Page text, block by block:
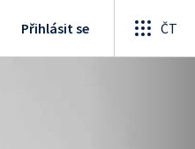
Přihlásit se ČT